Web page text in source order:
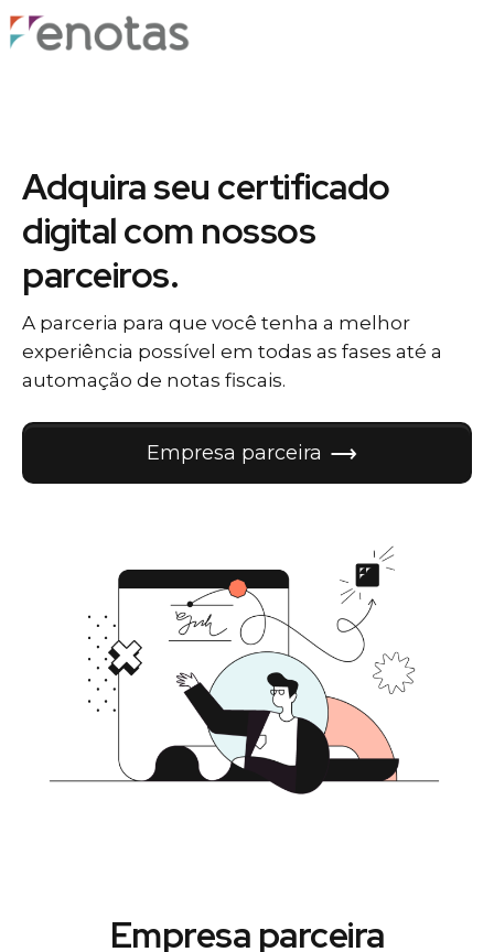
Adquira seu certificado
digital com nossos
parceiros.
A parceria para que você tenha a melhor
experiência possível em todas as fases até a
automação de notas fiscais.
Empresa parceira
Empresa parceira